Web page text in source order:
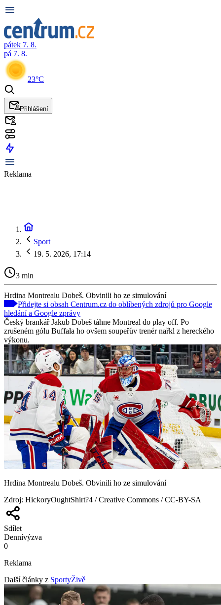
pátek 7. 8.
pá 7. 8.
23°C
Přihlášení
Reklama
Sport
19. 5. 2026, 17:14
3 min
Hrdina Montrealu Dobeš. Obvinili ho ze simulování
Přidejte si obsah Centrum.cz do oblíbených zdrojů pro Google
hledání a Google zprávy
Český brankář Jakub Dobeš táhne Montreal do play off. Po
zrušeném gólu Buffala ho ovšem soupeřův trenér nařkl z hereckého
výkonu.
Hrdina Montrealu Dobeš. Obvinili ho ze simulování
Zdroj: HickoryOughtShirt?4 / Creative Commons / CC-BY-SA
Sdílet
Dennívýzva
0
Reklama
Další články z SportyŽivě